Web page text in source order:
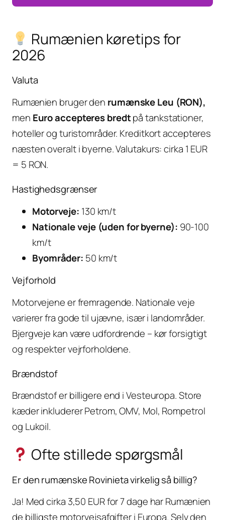
Rumænien køretips for
2026
Valuta
Rumænien bruger den rumænske Leu (RON),
men Euro accepteres bredtpå tankstationer,
hoteller og turistområder. Kreditkort accepteres
næsten overalt i byerne. Valutakurs: cirka 1 EUR
= 5 RON.
Hastighedsgrænser
Motorveje: 130 km/t
Nationale veje (uden for byerne): 90-100
km/t
Byområder: 50 km/t
Vejforhold
Motorvejene er fremragende. Nationale veje
varierer fra gode til ujævne, især i landområder.
Bjergveje kan være udfordrende – kør forsigtigt
og respekter vejrforholdene.
Brændstof
Brændstof er billigere end i Vesteuropa. Store
kæder inkluderer Petrom, OMV, Mol, Rompetrol
og Lukoil.
Ofte stillede spørgsmål
Er den rumænske Rovinieta virkelig så billig?
Ja! Med cirka 3,50 EUR for 7 dage har Rumænien
de billigste motorvejsafgifter i Europa. Selv den